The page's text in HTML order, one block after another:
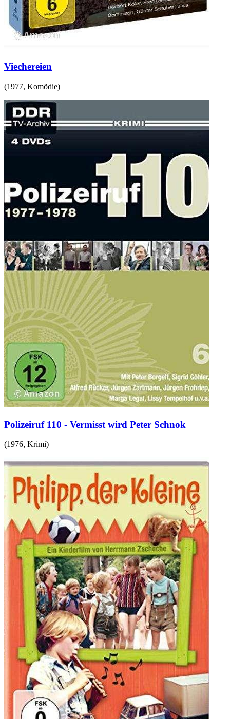
Viechereien
(1977, Komödie)
Polizeiruf 110 - Vermisst wird Peter Schnok
(1976, Krimi)